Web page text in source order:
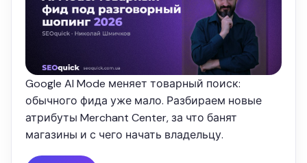
Google AI Mode меняет товарный поиск:
обычного фида уже мало. Разбираем новые
атрибуты Merchant Center, за что банят
магазины и с чего начать владельцу.